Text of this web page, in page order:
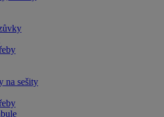
na sešity